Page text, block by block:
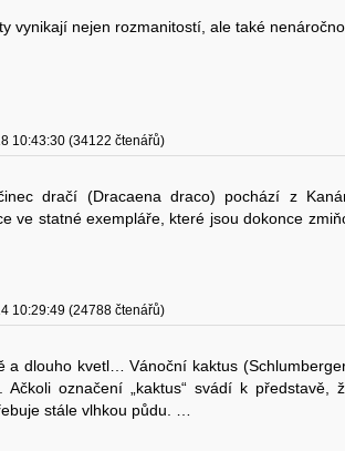
vynikají nejen rozmanitostí, ale také
10:43:30 (34122 čtenářů)
dračí (Dracaena draco) pochází z
ve statné exempláře, které jsou dokonce
10:29:49 (24788 čtenářů)
a dlouho kvetl… Vánoční kaktus
Ačkoli označení „kaktus“ svádí k
stále vlhkou půdu. …